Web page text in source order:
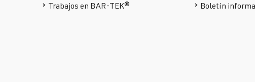
Trabajos en BAR-TEK® Boletín